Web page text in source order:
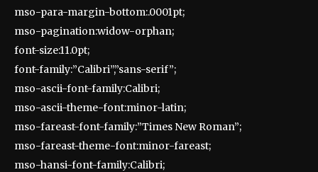
mso-para-margin-bottom:.0001pt;
mso-pagination:widow-orphan;
font-size:11.0pt;
font-family:”Calibri”,”sans-serif”;
mso-ascii-font-family:Calibri;
mso-ascii-theme-font:minor-latin;
mso-fareast-font-family:”Times New Roman”;
mso-fareast-theme-font:minor-fareast;
mso-hansi-font-family:Calibri;